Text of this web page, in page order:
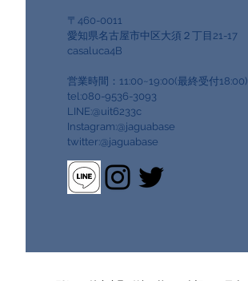
〒460-0011
愛知県名古屋市中区大須２丁目21-17
casaluca4B
営業時間：11:00~19:00(最終受付18:00)
tel:080-9536-3093
LINE:@uit6233c
Instagram:@jaguabase
twitter:@jaguabase